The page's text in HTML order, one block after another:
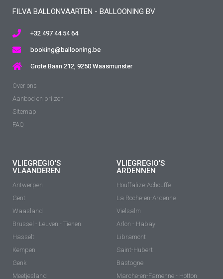
FILVA BALLONVAARTEN - BALLOONING BV
+32 497 44 54 64
booking@ballooning.be
Grote Baan 212, 9250 Waasmunster
Over ons
Aanbod en prijzen
Sitemap
FAQ
VLIEGREGIO'S
VLAANDEREN
Antwerpen
Gent
Waasland
Brussel - Leuven - Tienen
Hasselt
Kempen
Genk
Meetjesland
VLIEGREGIO'S
ARDENNEN
Houffalize-Achouffe
La Roche-en-Ardenne
Vielsalm
Arlon - Habay
Libramont
Saint-Hubert
Bastogne
Marche-en-Famenne - Hotton